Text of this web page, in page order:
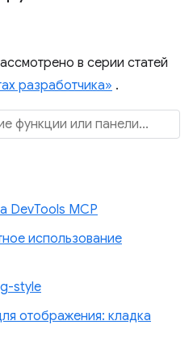
в серии статей
разработчика» .
DevTools MCP
использование
style
отображения: кладка